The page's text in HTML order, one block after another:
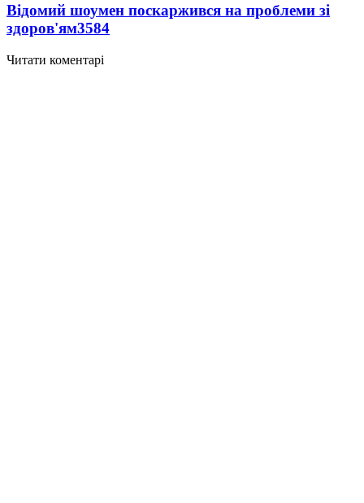
Відомий шоумен поскаржився на проблеми зі
здоров'ям3584
Читати коментарі